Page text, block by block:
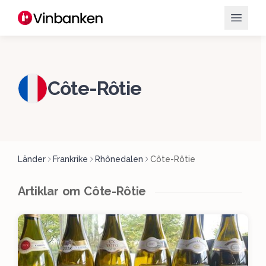
Côte-Rôtie
Länder Frankrike Rhônedalen Côte-Rôtie
Artiklar om Côte-Rôtie